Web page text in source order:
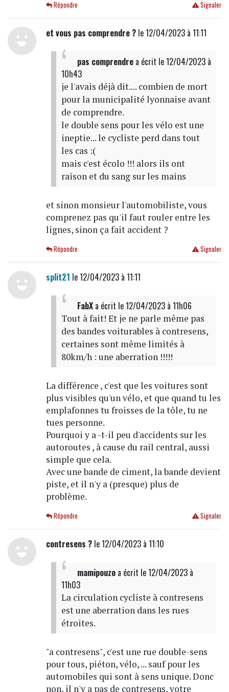
Signaler
Répondre
et vous pas comprendre ?le 12/04/2023 à 11:11
pas comprendrea écrit le 12/04/2023 à
10h43
je l'avais déjà dit.... combien de mort
pour la municipalité lyonnaise avant
de comprendre.
le double sens pour les vélo est une
ineptie... le cycliste perd dans tout
les cas :(
mais c'est écolo !!! alors ils ont
raison et du sang sur les mains
et sinon monsieur l'automobiliste, vous
comprenez pas qu'il faut rouler entre les
lignes, sinon ça fait accident ?
Signaler
Répondre
split21 le 12/04/2023 à 11:11
FabXa écrit le 12/04/2023 à 11h06
Tout à fait! Et je ne parle même pas
des bandes voiturables à contresens,
certaines sont même limités à
80km/h : une aberration !!!!!
La différence , c'est que les voitures sont
plus visibles qu'un vélo, et que quand tu les
emplafonnes tu froisses de la tôle, tu ne
tues personne.
Pourquoi y a -t-il peu d'accidents sur les
autoroutes , à cause du rail central, aussi
simple que cela.
Avec une bande de ciment, la bande devient
piste, et il n'y a (presque) plus de
problème.
Signaler
Répondre
contresens ?le 12/04/2023 à 11:10
mamipouzoa écrit le 12/04/2023 à
11h03
La circulation cycliste à contresens
est une aberration dans les rues
étroites.
"a contresens", c'est une rue double-sens
pour tous, piéton, vélo, ... sauf pour les
automobiles qui sont à sens unique. Donc
non, il n'y a pas de contresens, votre